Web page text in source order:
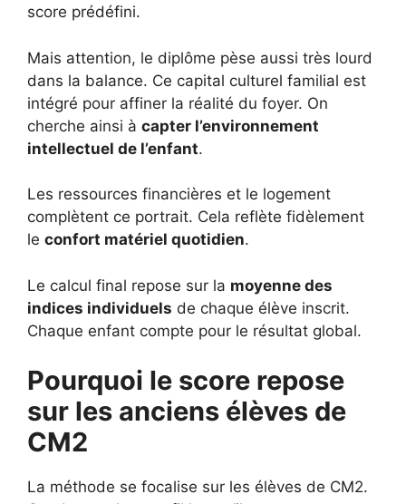
score prédéfini.
Mais attention, le diplôme pèse aussi très lourd
dans la balance. Ce capital culturel familial est
intégré pour affiner la réalité du foyer. On
cherche ainsi à capter l’environnement
intellectuel de l’enfant.
Les ressources financières et le logement
complètent ce portrait. Cela reflète fidèlement
le confort matériel quotidien.
Le calcul final repose sur la moyenne des
indices individuels de chaque élève inscrit.
Chaque enfant compte pour le résultat global.
Pourquoi le score repose
sur les anciens élèves de
CM2
La méthode se focalise sur les élèves de CM2.